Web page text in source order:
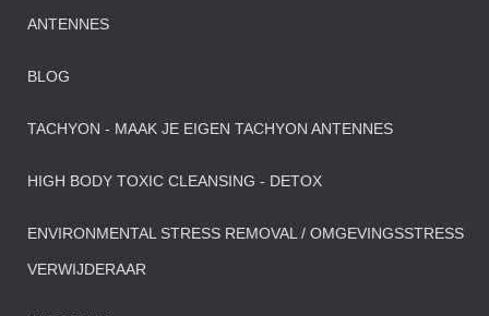
ANTENNES
BLOG
TACHYON - MAAK JE EIGEN TACHYON ANTENNES
HIGH BODY TOXIC CLEANSING - DETOX
ENVIRONMENTAL STRESS REMOVAL / OMGEVINGSSTRESS
VERWIJDERAAR